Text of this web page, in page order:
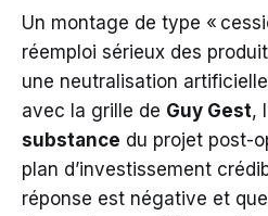
Un montage de type «
réemploi sérieux des
une neutralisation
avec la grille de Guy Gest,
substance du projet post-
plan d’investissement
réponse est négative et